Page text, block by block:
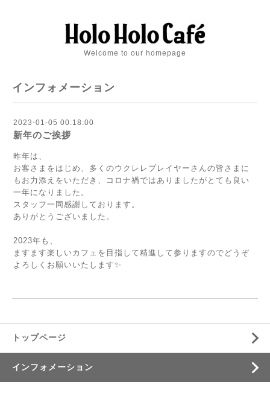
Welcome to our homepage
インフォメーション
2023-01-05 00:18:00
新年のご挨拶
昨年は、
お客さまをはじめ、多くのウクレレプレイヤーさんの皆さまに
もお力添えをいただき、コロナ禍ではありましたがとても良い
一年になりました。
スタッフ一同感謝しております。
ありがとうございました。
2023年も、
ますます楽しいカフェを目指して精進して参りますのでどうぞ
よろしくお願いいたします✨
トップページ
インフォメーション